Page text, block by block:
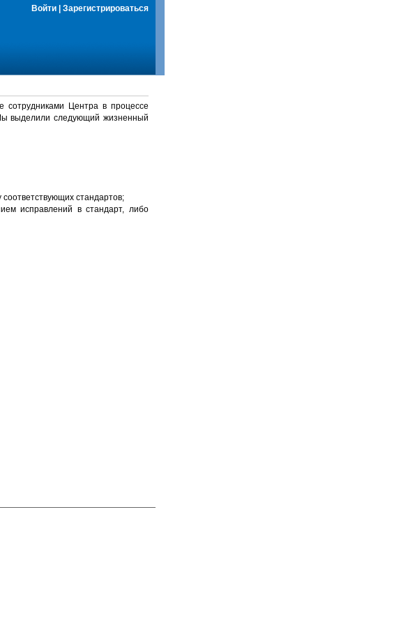
Войти Зарегистрироваться
сотрудниками Центра в процессе
выделили следующий жизненный
стандартов;
исправлений в стандарт, либо